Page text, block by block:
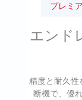
プレミ
エンド
精度と耐久性
断機で、優